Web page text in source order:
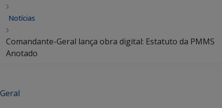
Notícias
Comandante-Geral lança obra digital: Estatuto da PMMS
Anotado
Geral